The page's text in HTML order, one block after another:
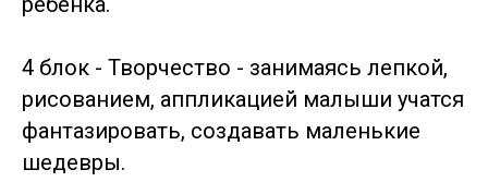
4 блок - Творчество - занимаясь лепкой,
рисованием, аппликацией малыши учатся
фантазировать, создавать маленькие
шедевры.